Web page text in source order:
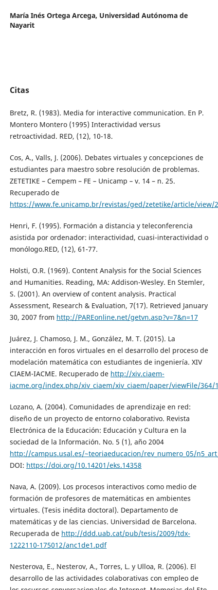
María Inés Ortega Arcega, Universidad Autónoma de
Nayarit
Citas
Bretz, R. (1983). Media for interactive communication. En P.
Montero Montero (1995) Interactividad versus
retroactividad. RED, (12), 10-18.
Cos, A., Valls, J. (2006). Debates virtuales y concepciones de
estudiantes para maestro sobre resolución de problemas.
ZETETIKE – Cempem – FE – Unicamp – v. 14 – n. 25.
Recuperado de
https://www.fe.unicamp.br/revistas/ged/zetetike/article/view/
Henri, F. (1995). Formación a distancia y teleconferencia
asistida por ordenador: interactividad, cuasi-interactividad o
monólogo.RED, (12), 61-77.
Holsti, O.R. (1969). Content Analysis for the Social Sciences
and Humanities. Reading, MA: Addison-Wesley. En Stemler,
S. (2001). An overview of content analysis. Practical
Assessment, Research & Evaluation, 7(17). Retrieved January
30, 2007 from http://PAREonline.net/getvn.asp?v=7&n=17
Juárez, J. Chamoso, J. M., González, M. T. (2015). La
interacción en foros virtuales en el desarrollo del proceso de
modelación matemática con estudiantes de ingeniería. XIV
CIAEM-IACME. Recuperado de http://xiv.ciaem-
iacme.org/index.php/xiv_ciaem/xiv_ciaem/paper/viewFile/364/
Lozano, A. (2004). Comunidades de aprendizaje en red:
diseño de un proyecto de entorno colaborativo. Revista
Electrónica de la Educación: Educación y Cultura en la
sociedad de la Información. No. 5 (1), año 2004
http://campus.usal.es/~teoriaeducacion/rev_numero_05/
DOI: https://doi.org/10.14201/eks.14358
Nava, A. (2009). Los procesos interactivos como medio de
formación de profesores de matemáticas en ambientes
virtuales. (Tesis inédita doctoral). Departamento de
matemáticas y de las ciencias. Universidad de Barcelona.
Recuperada de http://ddd.uab.cat/pub/tesis/2009/tdx-
1222110-175012/anc1de1.pdf
Nesterova, E., Nesterov, A., Torres, L. y Ulloa, R. (2006). El
desarrollo de las actividades colaborativas con empleo de